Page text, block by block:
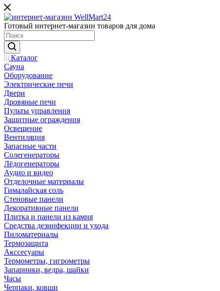
Готовый интернет-магазин товаров для дома
Каталог
Сауна
Оборудование
Электрические печи
Двери
Дровяные печи
Пульты управления
Защитные ограждения
Освещение
Вентиляция
Запасные части
Солегенераторы
Лёдогенераторы
Аудио и видео
Отделочные материалы
Гималайская соль
Стеновые панели
Декоративные панели
Плитка и панели из камня
Средства дезинфекции и ухода
Пиломатериалы
Термозащита
Аксcесуары
Термометры, гигрометры
Запарники, ведра, шайки
Часы
Черпаки, ковши